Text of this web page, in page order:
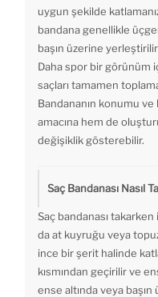
uygun şekilde
bandana genellikle
başın üzerine yerleştirilir
Daha spor bir görünüm
saçları tamamen
Bandananın konumu ve
amacına hem de
değişiklik gösterebilir.
Saç Bandanası Nasıl
Saç bandanası takarken
da at kuyruğu veya
ince bir şerit halinde
kısmından geçirilir ve
ense altında veya